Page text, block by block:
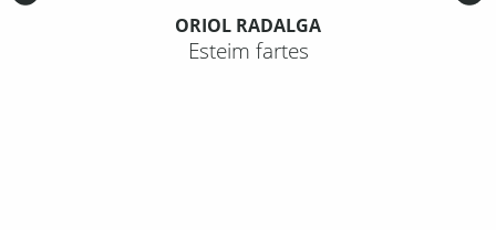
ORIOL RADALGA
Esteim fartes